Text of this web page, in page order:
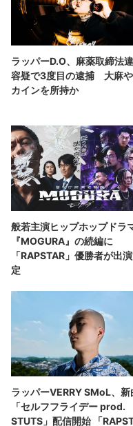
ラッパーD.O、麻薬取締法
容疑で3度目の逮捕 大麻
カインを所持か
般若主演ヒップホップドラ
『MOGURA』の続編に
「RAPSTAR」優勝者が出
定
ラッパーVERRY SMoL、新
「セルフフライデー prod.
STUTS」配信開始 「